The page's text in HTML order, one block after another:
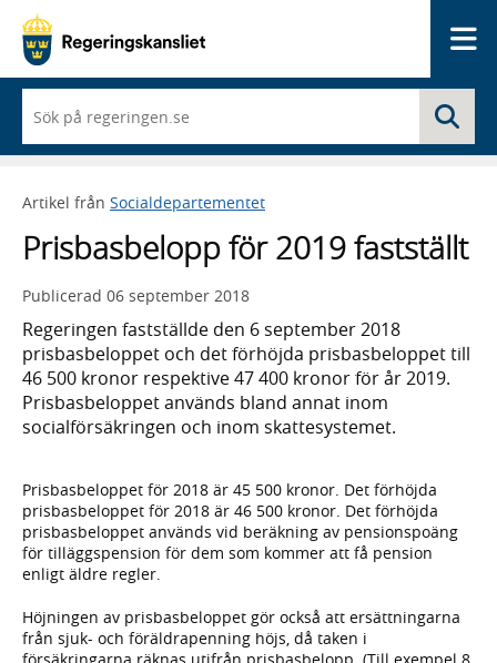
du
börjar
skriva
framträder
lista
med
sökförslag
Artikel från Socialdepartementet
Prisbasbelopp för 2019 fastställt
Publicerad 06 september 2018
Regeringen fastställde den 6 september 2018
prisbasbeloppet och det förhöjda prisbasbeloppet till
46 500 kronor respektive 47 400 kronor för år 2019.
Prisbasbeloppet används bland annat inom
socialförsäkringen och inom skattesystemet.
Prisbasbeloppet för 2018 är 45 500 kronor. Det förhöjda
prisbasbeloppet för 2018 är 46 500 kronor. Det förhöjda
prisbasbeloppet används vid beräkning av pensionspoäng
för tilläggspension för dem som kommer att få pension
enligt äldre regler.
Höjningen av prisbasbeloppet gör också att ersättningarna
från sjuk- och föräldrapenning höjs, då taken i